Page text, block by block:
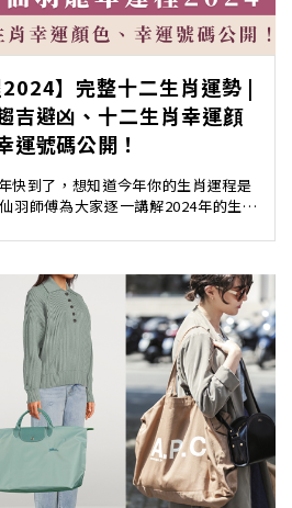
2024】完整十二生肖運勢 |
吉避凶、十二生肖幸運顔
運號碼公開！
快到了，想知道今年你的生肖運程是
羽師傅為大家逐一講解2024年的生肖